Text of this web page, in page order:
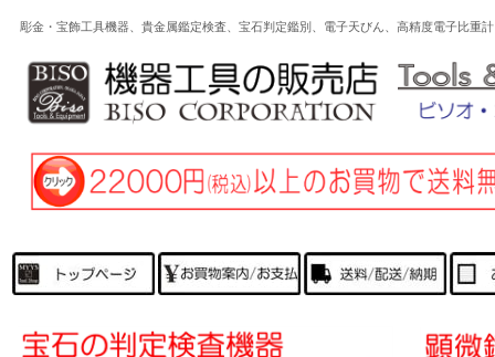
彫金・宝飾工具機器、貴金属鑑定検査、宝石判定鑑別、電子天びん、高精度電子比